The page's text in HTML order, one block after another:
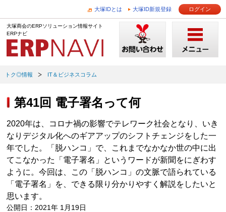
大塚IDとは 大塚ID新規登録 ログイン
大塚商会のERPソリューション情報サイト
ERPナビ
トク◎情報 IT＆ビジネスコラム
第41回 電子署名って何
2020年は、コロナ禍の影響でテレワーク社会となり、いき
なりデジタル化へのギアアップのシフトチェンジをした一
年でした。「脱ハンコ」で、これまでなかなか世の中に出
てこなかった「電子署名」というワードが新聞をにぎわす
ように。今回は、この「脱ハンコ」の文脈で語られている
「電子署名」を、できる限り分かりやすく解説をしたいと
思います。
公開日：2021年 1月19日